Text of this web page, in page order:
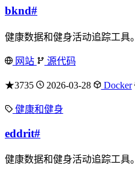
bknd#
健康数据和健身活动追踪工具。
网站 源代码
★3735 2026-03-28 Docker
健康和健身
eddrit#
健康数据和健身活动追踪工具。